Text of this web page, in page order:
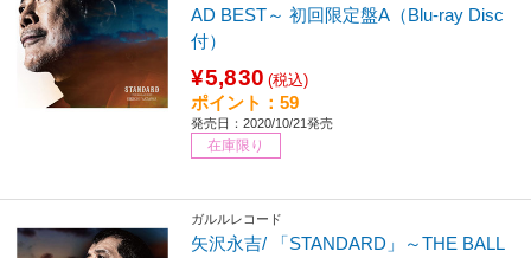
AD BEST～ 初回限定盤A（Blu-ray Disc
付）
¥5,830 (税込)
ポイント：59
発売日：2020/10/21発売
在庫限り
ガルルレコード
矢沢永吉/ 「STANDARD」～THE BALL